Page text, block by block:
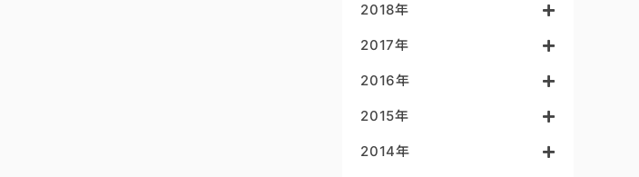
2018年
2017年
2016年
2015年
2014年